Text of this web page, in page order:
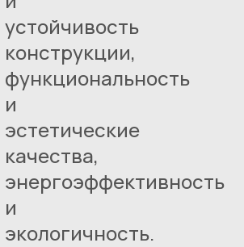
устойчивость
конструкции,
функциональность
и
эстетические
качества,
энергоэффективность
и
экологичность.